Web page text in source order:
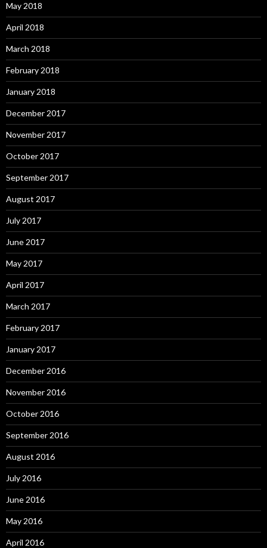
May 2018
April 2018
March 2018
February 2018
January 2018
December 2017
November 2017
October 2017
September 2017
August 2017
July 2017
June 2017
May 2017
April 2017
March 2017
February 2017
January 2017
December 2016
November 2016
October 2016
September 2016
August 2016
July 2016
June 2016
May 2016
April 2016